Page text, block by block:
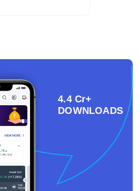
4.4 Cr+
DOWNLOADS